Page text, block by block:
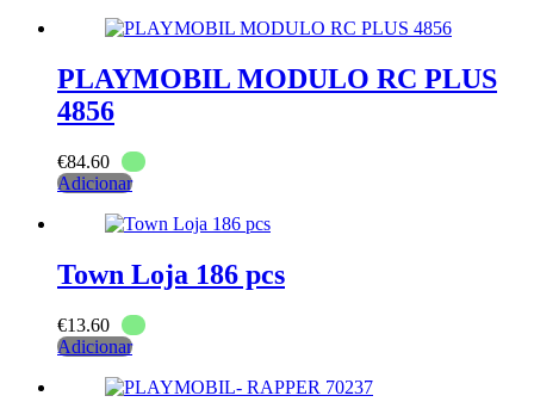
PLAYMOBIL MODULO RC PLUS
4856
€84.60
Adicionar
Town Loja 186 pcs
€13.60
Adicionar